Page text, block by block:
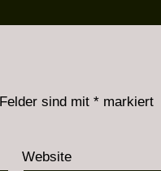
sind mit *markiert
Website